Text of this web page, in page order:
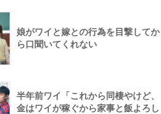
娘がワイと嫁との行為を目撃してか
ら口聞いてくれない
半年前ワイ「これから同棲やけど、
金はワイが稼ぐから家事と飯よろし